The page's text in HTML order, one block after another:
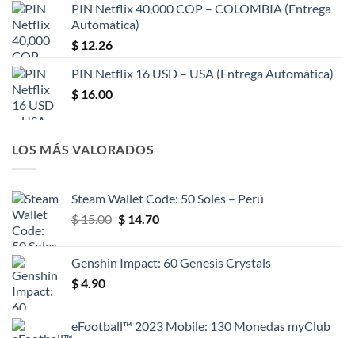
PIN Netflix 40,000 COP – COLOMBIA (Entrega
Automática)
$ 12.26
PIN Netflix 16 USD – USA (Entrega Automática)
$ 16.00
LOS MÁS VALORADOS
Steam Wallet Code: 50 Soles – Perú
$15.00 El
era:
$14.70El
es:
Genshin Impact: 60 Genesis Crystals
$4.90
eFootball™ 2023 Mobile: 130 Monedas myClub